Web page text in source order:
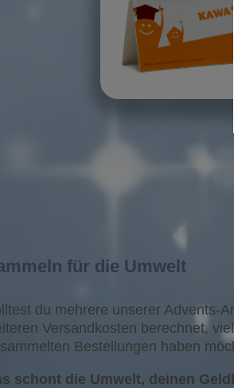
für die Umwelt
du mehrere unserer Advents-
Versandkosten berechnet,
Bestellungen haben
schont die Umwelt, deinen